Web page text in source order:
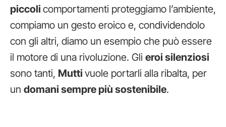
piccoli comportamenti proteggiamo l’ambiente,
compiamo un gesto eroico e, condividendolo
con gli altri, diamo un esempio che può essere
il motore di una rivoluzione. Gli eroi silenziosi
sono tanti, Mutti vuole portarli alla ribalta, per
un domani sempre più sostenibile.